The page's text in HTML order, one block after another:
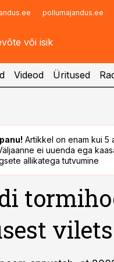
pollumajandus.ee
Infopank
Videod Üritused
Artikkel on enam kui 5
ei uuenda ega
allikatega tutvumine